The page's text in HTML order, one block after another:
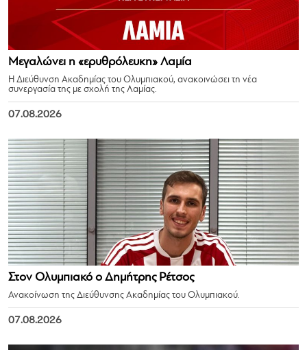
Μεγαλώνει η «ερυθρόλευκη» Λαμία
Η Διεύθυνση Ακαδημίας του Ολυμπιακού, ανακοινώσει τη νέα
συνεργασία της με σχολή της Λαμίας.
07.08.2026
Στον Ολυμπιακό ο Δημήτρης Ρέτσος
Ανακοίνωση της Διεύθυνσης Ακαδημίας του Ολυμπιακού.
07.08.2026